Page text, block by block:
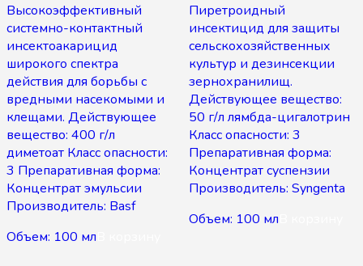
Высокоэффективный
системно-контактный
инсектоакарицид
широкого спектра
действия для борьбы с
вредными насекомыми и
клещами. Действующее
вещество: 400 г/л
диметоат Класс опасности:
3 Препаративная форма:
Концентрат эмульсии
Производитель: Basf
Объем: 100 мл
Пиретроидный
инсектицид для защиты
сельскохозяйственных
культур и дезинсекции
зернохранилищ.
Действующее вещество:
50 г/л лямбда-цигалотрин
Класс опасности: 3
Препаративная форма:
Концентрат суспензии
Производитель: Syngenta
Объем: 100 мл